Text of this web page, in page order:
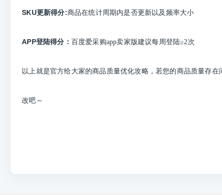
SKU更新得分:商品在统计周期内是否更新以及频率大小
APP登陆得分： 百度爱采购app卖家版建议每周登陆≥2次
以上就是官方给大家的商品质量优化攻略，若您的商品质量存在
改吧～